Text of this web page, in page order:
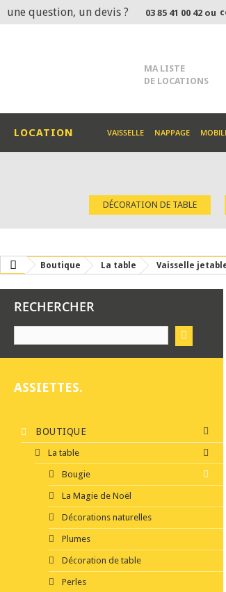
une question, un devis ? 03 85 41 00 42 ou
MA LISTE
DE LOCATIONS
LOCATION VAISSELLE NAPPAGE
DÉCORATION DE TABLE
Boutique La table Vaisselle
RECHERCHER
ASSIETTES.
BOUTIQUE
La table
Bougie
La Magie de Noël
Décorations naturelles
Plumes
Décoration de table
Perles